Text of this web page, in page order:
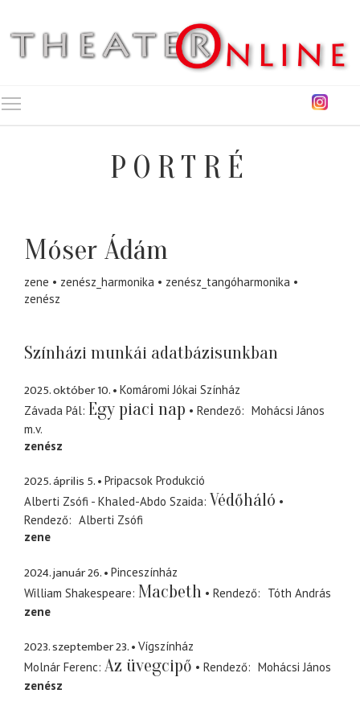
PORTRÉ
Móser Ádám
zene zenész_harmonika
zenész_tangóharmonika
zenész
Színházi munkái adatbázisunkban
2025. október 10.
Komáromi Jókai Színház
Závada Pál Egy piaci nap Rendező
Mohácsi János
m.v.
zenész
2025. április 5.
Pripacsok Produkció
Alberti Zsófi - Khaled-Abdo Szaida Védőháló
Rendező
Alberti Zsófi
zene
2024. január 26.
Pinceszínház
William Shakespeare Macbeth Rendező
Tóth András
zene
2023. szeptember 23.
Vígszínház
Molnár Ferenc Az üvegcipő Rendező
Mohácsi János
zenész